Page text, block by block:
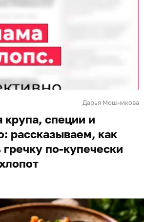
Дарья Мошникова
крупа, специи и
рассказываем, как
гречку по-купечески